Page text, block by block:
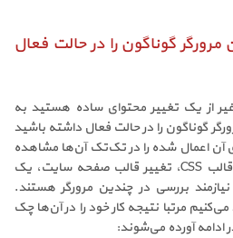
گوناگون را در حالت فعال
از یک تغییر محتوای ساده هستید به
گوناگون را در حالت فعال داشته باشید
آن اعمال شده را در تک‌تک آن‌ها مشاهده
CSS، تغییر قالب صفحه سایت، یک
بررسی در چندین مرورگر هستند.
مرتبا نتیجه کار خود را در آن‌ها چک
ادامه آورده می‌شوند: